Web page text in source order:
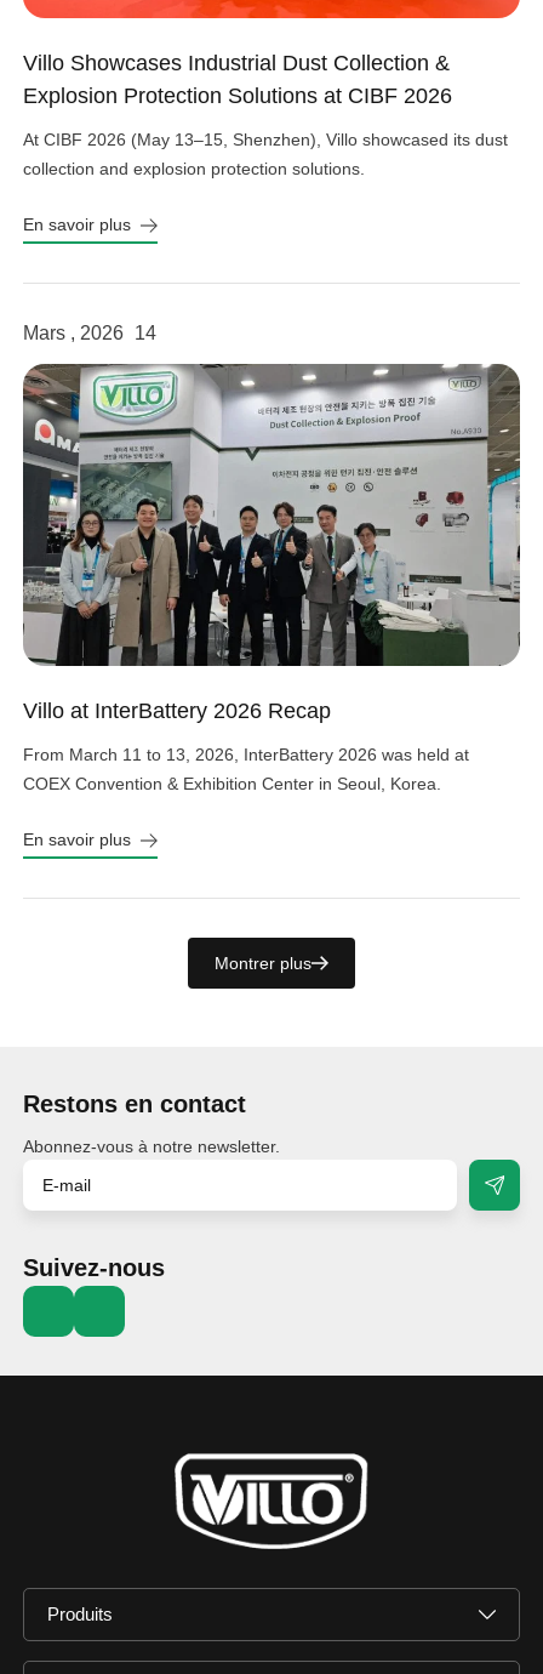
Villo Showcases Industrial Dust Collection &
Explosion Protection Solutions at CIBF 2026
At CIBF 2026 (May 13–15, Shenzhen), Villo showcased its dust
collection and explosion protection solutions.
En savoir plus
Mars , 2026 14
Villo at InterBattery 2026 Recap
From March 11 to 13, 2026, InterBattery 2026 was held at
COEX Convention & Exhibition Center in Seoul, Korea.
En savoir plus
Montrer plus
Restons en contact
Abonnez-vous à notre newsletter.
Suivez-nous
Produits